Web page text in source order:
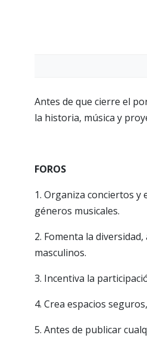
Antes de que cierre el
la historia, música y
FOROS
1. Organiza conciertos
géneros musicales.
2. Fomenta la
masculinos.
3. Incentiva la
4. Crea espacios
5. Antes de publicar